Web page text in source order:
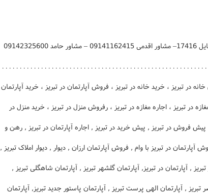
سند سرقفلی – کد فایل 17416– مشاور اقدمی 09141162415 – مشاور حامد 09142325600
– 04133375005 - . . . . . . . . . . . . . . . . . . . . . . . . . . . . . . . . . . . . . . . . . . . . . . . . . . . . .
در تبریز ، خرید خانه در تبریز ، فروش آپارتمان در تبریز ، خرید آپارتمان
در تبریز ، اجاره مغازه در تبریز ، رفروش منزل در تبریز ، خرید منزل در
, پیش فروش در تبریز , پیش خرید در تبریز , اجاره آپارتمان در تبریز , رهن و
آپارتمان در تبریز با وام , فروش آپارتمان ارزان , دیوار , دیوار املاک تبریز ,
تبریز , آپارتمان در تبریز, آپارتمان گلشهر تبریز , آپارتمان شاهگلی تبریز ,
تبریز , آپارتمان الهی پرست تبریز , آپارتمان پاستور جدید تبریز, آپارتمان